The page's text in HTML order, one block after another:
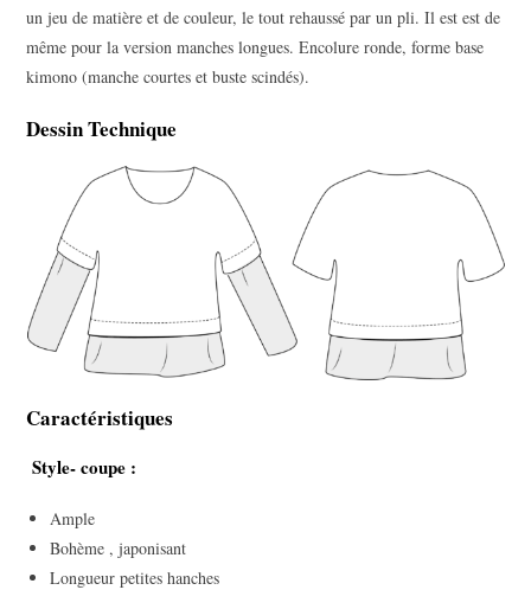
un jeu de matière et de couleur, le tout rehaussé par un pli. Il est est de
même pour la version manches longues. Encolure ronde, forme base
kimono (manche courtes et buste scindés).
Dessin Technique
Caractéristiques
Style- coupe :
Ample
Bohème , japonisant
Longueur petites hanches